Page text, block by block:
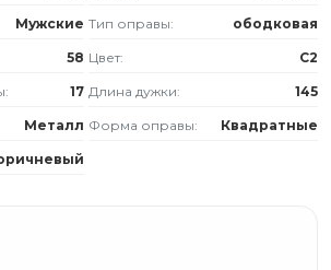
Мужские Тип оправы: ободковая
58 Цвет: C2
17 Длина дужки: 145
Металл Форма оправы: Квадратные